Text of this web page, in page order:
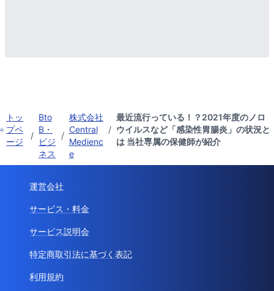
トッ
プペ
ージ
/
Bto
B・
ビジ
ネス
/
株式会社
Central
Medienc
e
/
最近流行っている！？2021年度のノロ
ウイルスなど「感染性胃腸炎」の状況と
は 当社専属の保健師が紹介
運営会社
サービス・料金
サービス説明会
特定商取引法に基づく表記
利用規約